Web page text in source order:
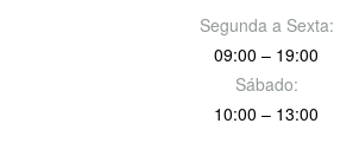
Segunda a Sexta:
09:00 – 19:00
Sábado:
10:00 – 13:00